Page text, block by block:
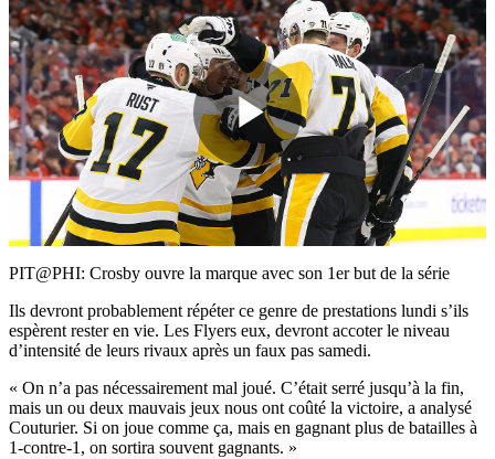
Play
Video
PIT@PHI: Crosby ouvre la marque avec son 1er but de la série
Ils devront probablement répéter ce genre de prestations lundi s’ils
espèrent rester en vie. Les Flyers eux, devront accoter le niveau
d’intensité de leurs rivaux après un faux pas samedi.
« On n’a pas nécessairement mal joué. C’était serré jusqu’à la fin,
mais un ou deux mauvais jeux nous ont coûté la victoire, a analysé
Couturier. Si on joue comme ça, mais en gagnant plus de batailles à
1-contre-1, on sortira souvent gagnants. »